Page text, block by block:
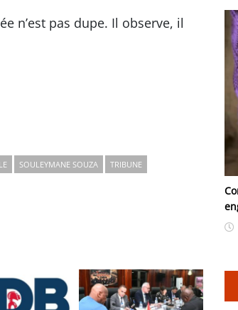
n’est pas dupe. Il observe, il
SOULEYMANE SOUZA TRIBUNE